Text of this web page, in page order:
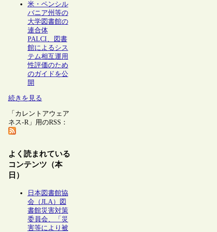
米・ペンシル
バニア州等の
大学図書館の
連合体
PALCI、図書
館によるシス
テム相互運用
性評価のため
のガイドを公
開
続きを見る
「カレントアウェア
ネス-R」用のRSS：
よく読まれている
コンテンツ（本
日）
日本図書館協
会（JLA）図
書館災害対策
委員会、「災
害等により被